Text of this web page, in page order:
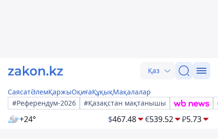
Қаз
СаясатӘлемҚаржыОқиғаҚұқықМақалалар
#Референдум-2026
#Қазақстан мақтанышы
+24° $467.48 €539.52 ₽5.73